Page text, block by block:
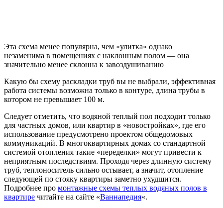
Эта схема менее популярна, чем «улитка» однако
незаменима в помещениях с наклонным полом — она
значительно менее склонна к завоздушиванию
Какую бы схему раскладки труб вы не выбрали, эффективная
работа системы возможна только в контуре, длина трубы в
котором не превышает 100 м.
Следует отметить, что водяной теплый пол подходит только
для частных домов, или квартир в «новостройках», где его
использование предусмотрено проектом общедомовых
коммуникаций. В многоквартирных домах со стандартной
системой отопления такие «переделки» могут привести к
неприятным последствиям. Проходя через длинную систему
труб, теплоноситель сильно остывает, а значит, отопление
следующей по стояку квартиры заметно ухудшится.
Подробнее про монтажные схемы теплых водяных полов в
квартире читайте на сайте «Ваннапедия«.